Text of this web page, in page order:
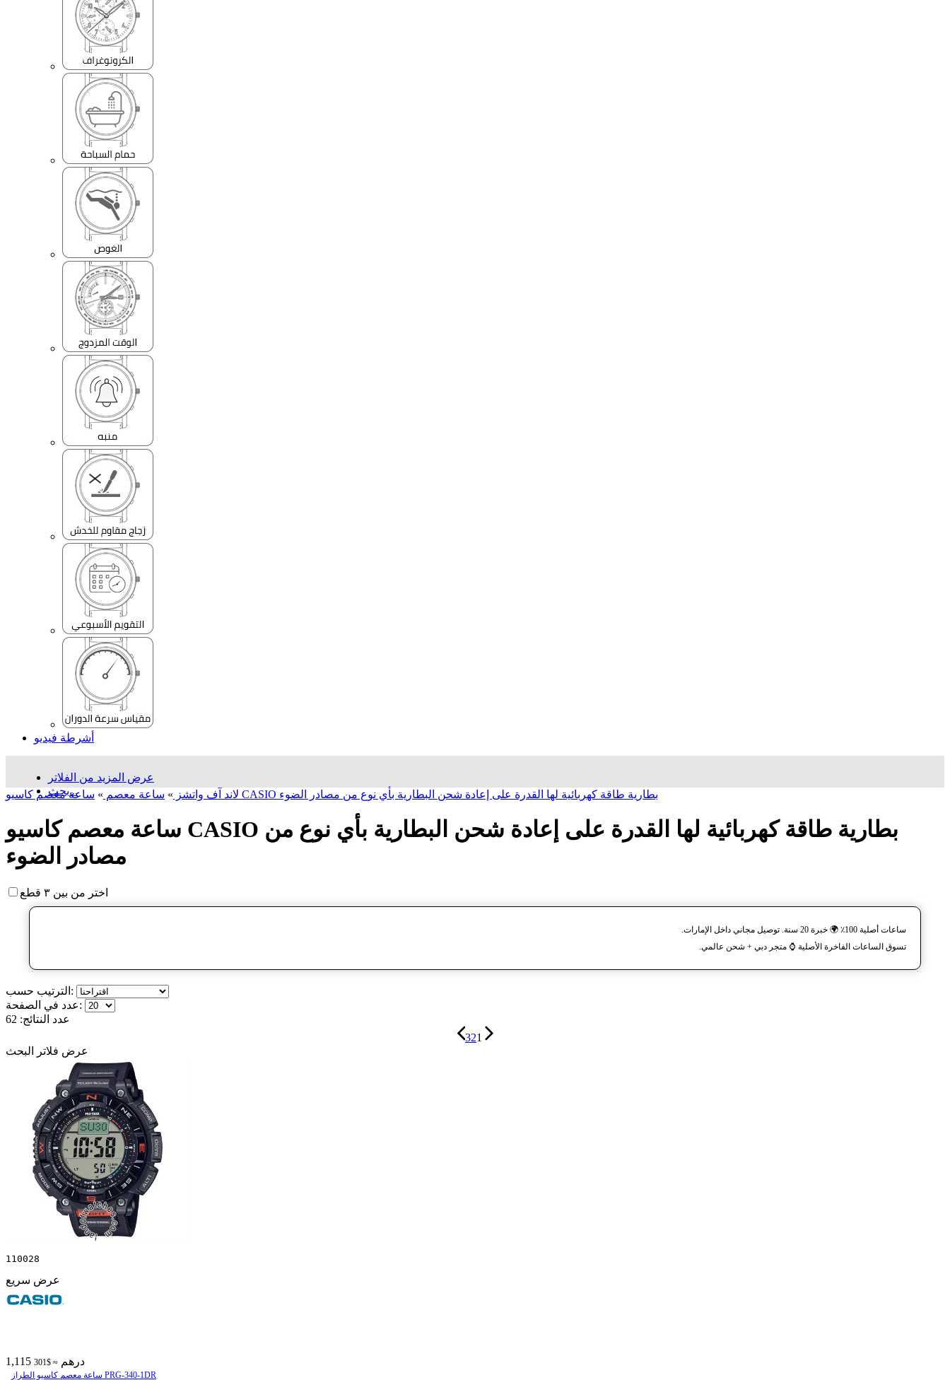
أشرطة فيديو
عرض المزيد من الفلاتر
بحث...
لاند آف واتشز » ساعة معصم » ساعة معصم کاسیو CASIO بطارية طاقة كهربائية لها القدرة على إعادة شحن البطارية بأي نوع من مصادر الضوء
ساعة معصم کاسیو CASIO بطارية طاقة كهربائية لها القدرة على إعادة شحن البطارية بأي نوع من
مصادر الضوء
اختر من بين ٣ قطع
ساعات أصلية 100٪ 🌍 خبرة 20 سنة. توصيل مجاني داخل الإمارات.
تسوق الساعات الفاخرة الأصلية ⌚️ متجر دبي + شحن عالمي.
الترتيب حسب:
عدد في الصفحة:
عدد النتائج: 62
321
عرض فلاتر البحث
110028
عرض سريع
1,115 درهم ≈ $301
ساعة معصم کاسیو الطراز PRG-340-1DR